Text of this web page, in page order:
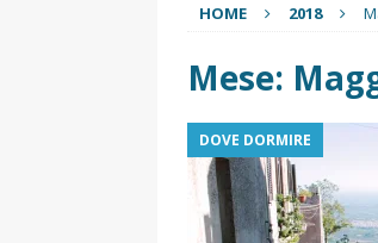
[ 6
[ 5
[ 17
UTILI
HOME 2018
Mese:
DOVE DORMIRE